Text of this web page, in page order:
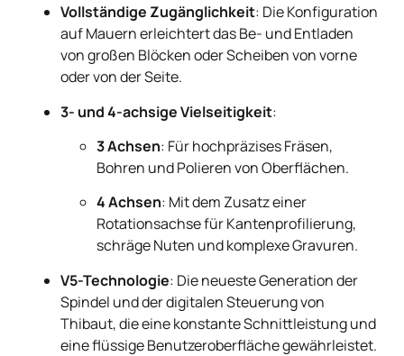
Vollständige Zugänglichkeit: Die Konfiguration
auf Mauern erleichtert das Be- und Entladen
von großen Blöcken oder Scheiben von vorne
oder von der Seite.
3- und 4-achsige Vielseitigkeit:
3 Achsen: Für hochpräzises Fräsen,
Bohren und Polieren von Oberflächen.
4 Achsen: Mit dem Zusatz einer
Rotationsachse für Kantenprofilierung,
schräge Nuten und komplexe Gravuren.
V5-Technologie: Die neueste Generation der
Spindel und der digitalen Steuerung von
Thibaut, die eine konstante Schnittleistung und
eine flüssige Benutzeroberfläche gewährleistet.